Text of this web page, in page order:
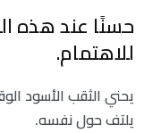
حسنًا عند هذه
للاهتمام.
يحني الثقب الأسود
يلتف حول نفسه.